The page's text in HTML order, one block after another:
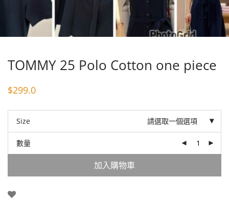
TOMMY 25 Polo Cotton one piece
$299.0
Size 請選取一個選項
數量
加入購物車